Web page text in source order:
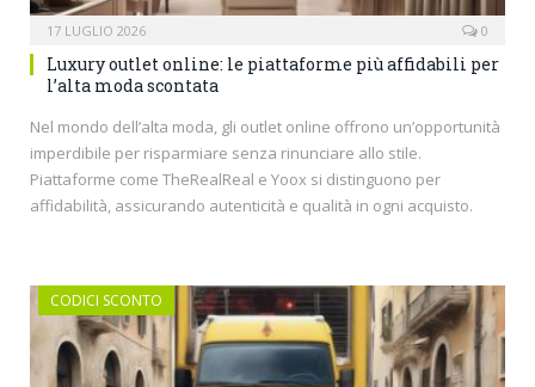
17 LUGLIO 2026 0
Luxury outlet online: le piattaforme più affidabili per
l’alta moda scontata
Nel mondo dell’alta moda, gli outlet online offrono un’opportunità
imperdibile per risparmiare senza rinunciare allo stile.
Piattaforme come TheRealReal e Yoox si distinguono per
affidabilità, assicurando autenticità e qualità in ogni acquisto.
CODICI SCONTO